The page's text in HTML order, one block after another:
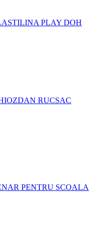
PLAY DOH
RUCSAC
PENTRU SCOALA